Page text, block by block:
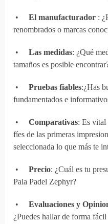
•El manufacturador :
renombrados o marcas
•Las medidas: ¿Qué
tamaños es posible
• Pruebas fiables:¿Has
fundamentados e
•Comparativas: Es vital
fíes de las primeras
seleccionada lo que más te
•Precio: ¿Cuál es tu
Pala Padel Zephyr?
•Evaluaciones y
¿Puedes hallar de forma